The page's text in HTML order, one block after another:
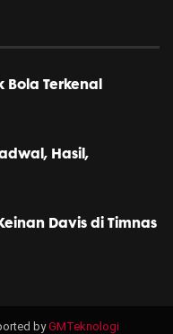
Bola Terkenal
Hasil,
Davis di Timnas
byGMTeknologi